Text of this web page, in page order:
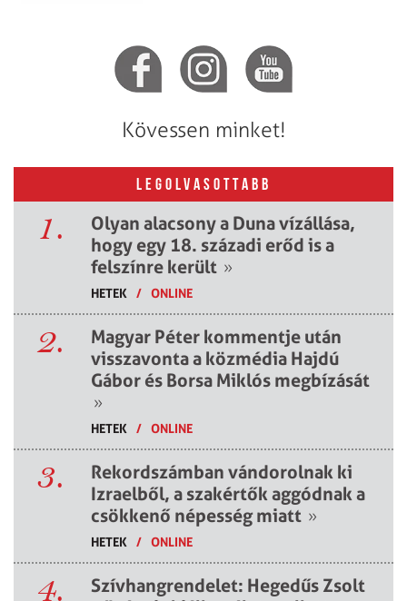
Kövessen minket!
LEGOLVASOTTABB
1.
Olyan alacsony a Duna vízállása,
hogy egy 18. századi erőd is a
felszínre került »
HETEK / ONLINE
2.
Magyar Péter kommentje után
visszavonta a közmédia Hajdú
Gábor és Borsa Miklós megbízását
»
HETEK / ONLINE
3.
Rekordszámban vándorolnak ki
Izraelből, a szakértők aggódnak a
csökkenő népesség miatt »
HETEK / ONLINE
4.
Szívhangrendelet: Hegedűs Zsolt